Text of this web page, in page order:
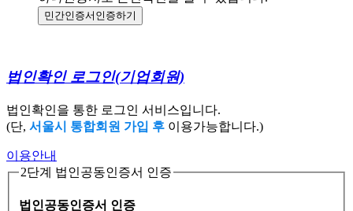
민간인증서 인증하기
법인확인 로그인(기업회원)
법인확인을 통한 로그인 서비스입니다.
(단, 서울시 통합회원 가입 후 이용가능합니다.)
이용안내
2단계 법인공동인증서 인증
법인공동인증서 인증